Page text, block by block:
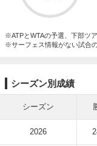
※ATPとWTAの予選、下部ツ
※サーフェス情報がない試合
シーズン別成績
シーズン
2026